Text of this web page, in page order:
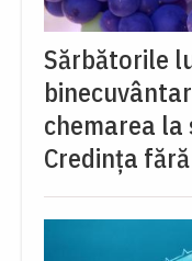
Sărbătorile
chemarea
Credința